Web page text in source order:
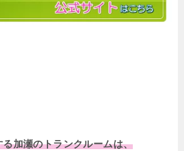
加瀬のトランクルームは、